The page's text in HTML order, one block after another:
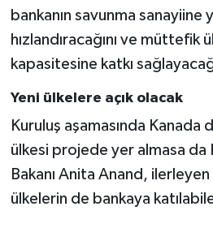
bankanın savunma sanayiine
hızlandıracağını ve müttefik
kapasitesine katkı
Yeni ülkelere açık olacak
Kuruluş aşamasında Kanada
ülkesi projede yer almasa da
Bakanı Anita Anand,
ülkelerin de bankaya